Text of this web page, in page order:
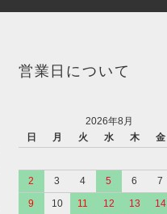
営業日について
2026年8月
日
月 火 水 木 金
2
3 4 5 6 7
9
10 11 12 13 14